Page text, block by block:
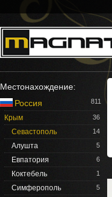
Местонахождение:
Россия
811
Крым 36
Севастополь 14
Алушта 5
Евпатория 6
Коктебель 1
Симферополь 5